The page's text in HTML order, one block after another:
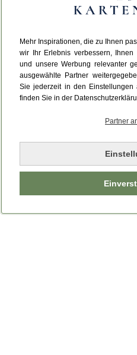
Mehr Inspirationen, die zu Ihnen
wir Ihr Erlebnis verbessern,
und unsere Werbung relevanter
ausgewählte Partner
Sie jederzeit in den Einstellungen
finden Sie in der
Partner